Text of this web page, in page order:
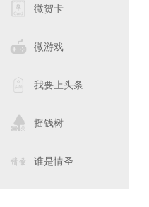
微贺卡
微游戏
我要上头条
摇钱树
谁是情圣